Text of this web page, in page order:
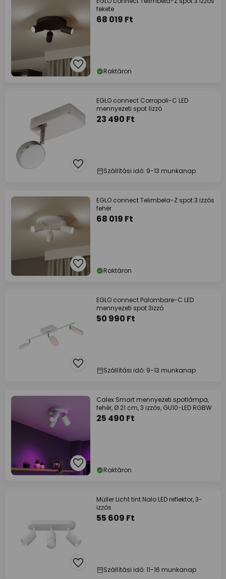
fekete
68 019 Ft
Raktáron
EGLO connect Corropoli-C LED
mennyezeti spot 1izzó
23 490 Ft
Szállítási idő: 9-13 munkanap
EGLO connect Telimbela-Z spot 3 izzós
fehér
68 019 Ft
Raktáron
EGLO connect Palombare-C LED
mennyezeti spot 3izzó
50 990 Ft
Szállítási idő: 9-13 munkanap
Calex Smart mennyezeti spotlámpa,
fehér, Ø 21 cm, 3 izzós, GU10-LED RGBW
25 490 Ft
Raktáron
Müller Licht tint Nalo LED reflektor, 3-
izzós
55 609 Ft
Szállítási idő: 11-16 munkanap